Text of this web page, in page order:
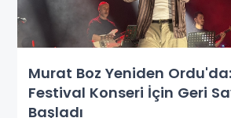
Murat Boz Yeniden Ordu'da:
Festival Konseri İçin Geri
Başladı